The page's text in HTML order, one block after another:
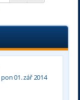
pon 01. zář 2014